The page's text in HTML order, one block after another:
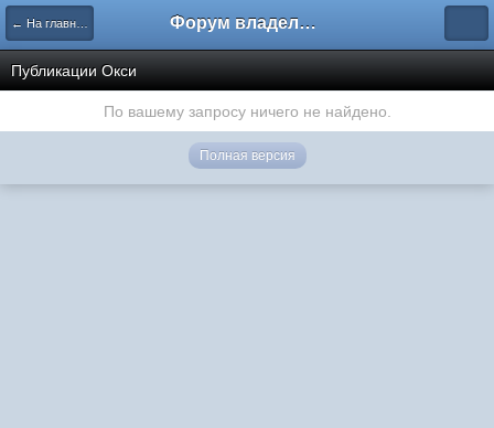
← На главную Форум владельцев интернет-магазинов
Публикации Окси
По вашему запросу ничего не найдено.
Полная версия